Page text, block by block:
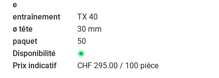
TX 40
30 mm
50
CHF 295.00 / 100 pièce